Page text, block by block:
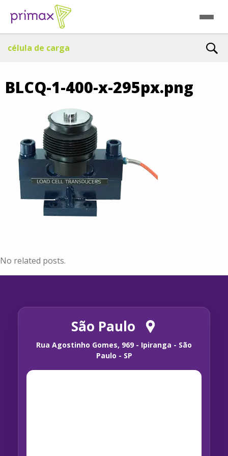
célula de carga
BLCQ-1-400-x-295px.png
No related posts.
São Paulo
Rua Agostinho Gomes, 969 - Ipiranga - São
Paulo - SP